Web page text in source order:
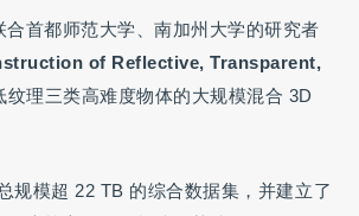
首都师范大学、南加州大学的研究者
of Reflective, Transparent,
纹理三类高难度物体的大规模混合 3D
规模超 22 TB 的综合数据集，并建立了